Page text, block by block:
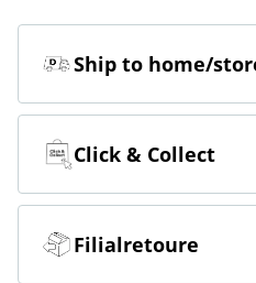
Ship to home/
In der Filiale bestellen & in
liefern lassen.
Click & Collect
Online bestellen &
Filialretoure